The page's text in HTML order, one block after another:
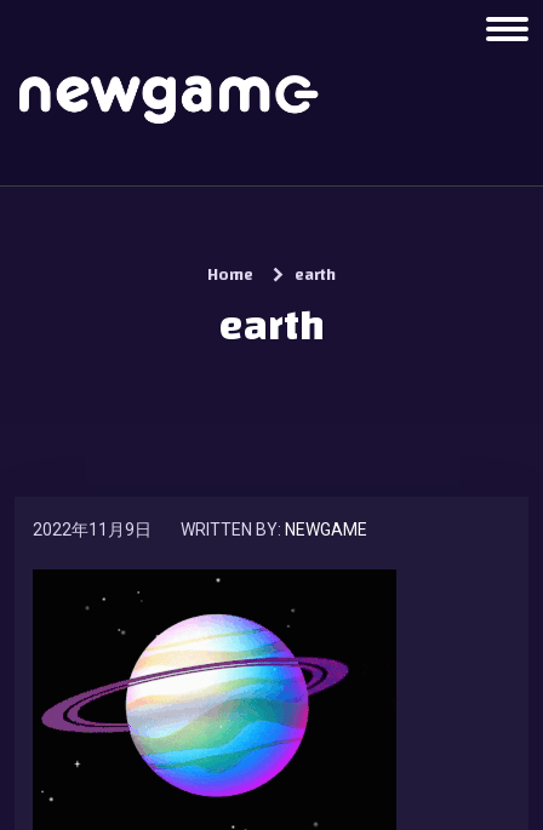
Home earth
earth
2022年11月9日 WRITTEN BY: NEWGAME